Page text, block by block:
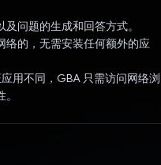
问题的生成和回答方式。
络的，无需安装任何额外的应
用不同，GBA 只需访问网络浏